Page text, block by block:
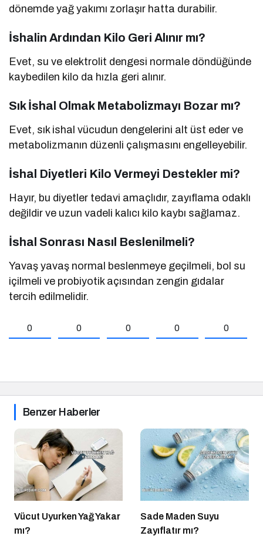
dönemde yağ yakımı zorlaşır hatta durabilir.
İshalin Ardından Kilo Geri Alınır mı?
Evet, su ve elektrolit dengesi normale döndüğünde
kaybedilen kilo da hızla geri alınır.
Sık İshal Olmak Metabolizmayı Bozar mı?
Evet, sık ishal vücudun dengelerini alt üst eder ve
metabolizmanın düzenli çalışmasını engelleyebilir.
İshal Diyetleri Kilo Vermeyi Destekler mi?
Hayır, bu diyetler tedavi amaçlıdır, zayıflama odaklı
değildir ve uzun vadeli kalıcı kilo kaybı sağlamaz.
İshal Sonrası Nasıl Beslenilmeli?
Yavaş yavaş normal beslenmeye geçilmeli, bol su
içilmeli ve probiyotik açısından zengin gıdalar
tercih edilmelidir.
0 0 0 0 0
Benzer Haberler
Vücut Uyurken Yağ Yakar
mı?
Sade Maden Suyu
Zayıflatır mı?